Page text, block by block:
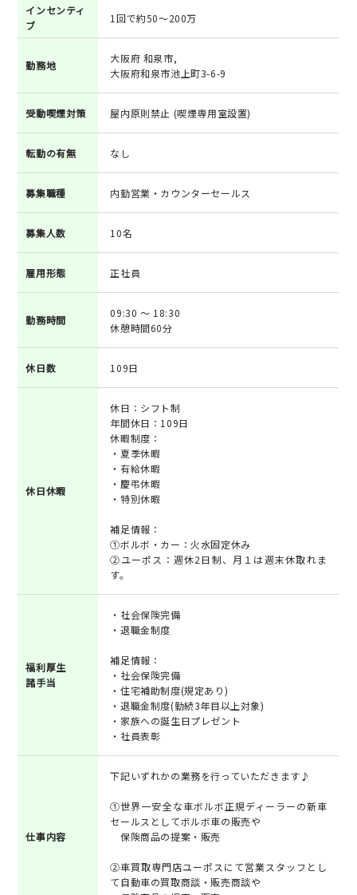
インセンティ
ブ
1回で約50～200万
勤務地
大阪府 和泉市,
大阪府和泉市池上町3-6-9
受動喫煙対策 屋内原則禁止 (喫煙専用室設置)
転勤の有無 なし
募集職種 内勤営業・カウンターセールス
募集人数 10名
雇用形態 正社員
勤務時間
09:30 ～ 18:30
休憩時間60分
休日数 109日
休日休暇
休日：シフト制
年間休日：109日
休暇制度：
・夏季休暇
・有給休暇
・慶弔休暇
・特別休暇
補足情報：
①ボルボ・カー：火水固定休み
②ユーポス：週休2日制、月１は週末休取れま
す。
福利厚生
諸手当
・社会保険完備
・退職金制度
補足情報：
・社会保険完備
・住宅補助制度(規定あり)
・退職金制度(勤続3年目以上対象)
・家族への誕生日プレゼント
・社員表彰
仕事内容
下記いずれかの業務を行っていただきます♪
①世界一安全な車ボルボ正規ディーラーの新車
セールスとしてボルボ車の販売や
保険商品の提案・販売
②車買取専門店ユーポスにて営業スタッフとし
て自動車の買取商談・販売商談や